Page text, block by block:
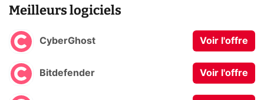
Meilleurs logiciels
CyberGhost Voir l'offre
Bitdefender Voir l'offre